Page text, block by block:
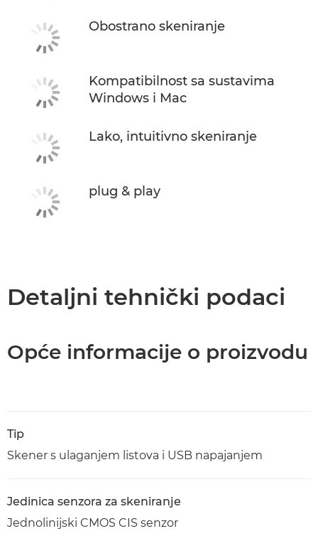
Obostrano skeniranje
Kompatibilnost sa sustavima
Windows i Mac
Lako, intuitivno skeniranje
plug & play
Detaljni tehnički podaci
Opće informacije o proizvodu
Tip
Skener s ulaganjem listova i USB napajanjem
Jedinica senzora za skeniranje
Jednolinijski CMOS CIS senzor